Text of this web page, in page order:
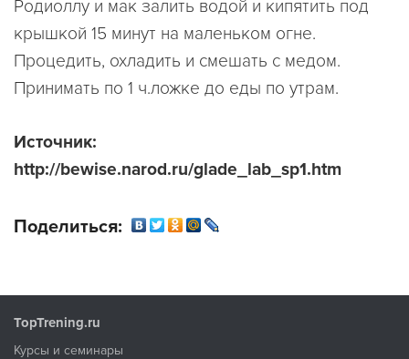
Родиоллу и мак залить водой и кипятить под
крышкой 15 минут на маленьком огне.
Процедить, охладить и смешать с медом.
Принимать по 1 ч.ложке до еды по утрам.
Источник:
http://bewise.narod.ru/glade_lab_sp1.htm
Поделиться:
TopTrening.ru
Курсы и семинары